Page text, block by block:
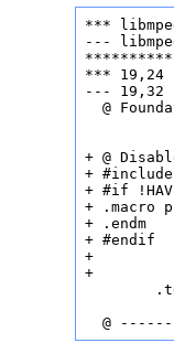
***
---
*** 19,24
--- 19,32
@
+ @
+
+ #if
+ .macro
+ .endm
+ #endif
+
+
@